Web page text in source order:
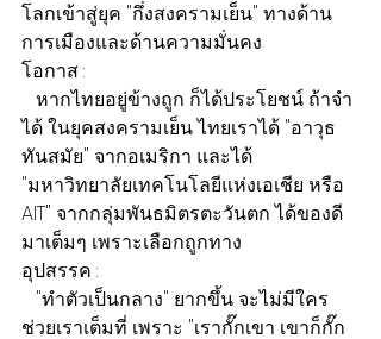
โลกเข้าสู่ยุค "กึ่งสงครามเย็น" ทางด้าน
การเมืองและด้านความมั่นคง
โอกาส :
หากไทยอยู่ข้างถูก ก็ได้ประโยชน์ ถ้าจำ
ได้ ในยุคสงครามเย็น ไทยเราได้ "อาวุธ
ทันสมัย" จากอเมริกา และได้
"มหาวิทยาลัยเทคโนโลยีแห่งเอเชีย หรือ
AIT" จากกลุ่มพันธมิตรตะวันตก ได้ของดี
มาเต็มๆ เพราะเลือกถูกทาง
อุปสรรค :
"ทำตัวเป็นกลาง" ยากขึ้น จะไม่มีใคร
ช่วยเราเต็มที่ เพราะ "เรากั๊กเขา เขาก็กั๊ก